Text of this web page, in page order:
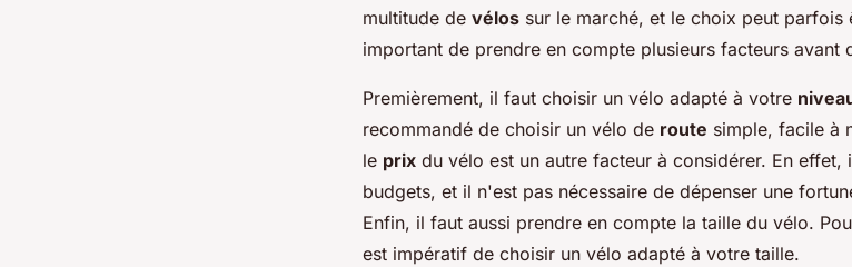
multitude de vélos sur le marché, et le choix peut
important de prendre en compte plusieurs facteurs avant
Premièrement, il faut choisir un vélo adapté à votre
recommandé de choisir un vélo de route simple, facile à
le prix du vélo est un autre facteur à considérer. En
budgets, et il n'est pas nécessaire de dépenser une
Enfin, il faut aussi prendre en compte la taille du vélo.
est impératif de choisir un vélo adapté à votre taille.